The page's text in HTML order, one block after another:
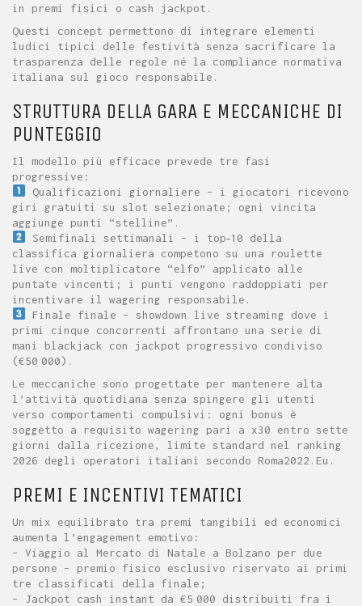
in premi fisici o cash jackpot.
Questi concept permettono di integrare elementi
ludici tipici delle festività senza sacrificare la
trasparenza delle regole né la compliance normativa
italiana sul gioco responsabile.
STRUTTURA DELLA GARA E MECCANICHE DI
PUNTEGGIO
Il modello più efficace prevede tre fasi
progressive:
Qualificazioni giornaliere – i giocatori ricevono
giri gratuiti su slot selezionate; ogni vincita
aggiunge punti “stelline”.
Semifinali settimanali – i top‑10 della
classifica giornaliera competono su una roulette
live con moltiplicatore “elfo” applicato alle
puntate vincenti; i punti vengono raddoppiati per
incentivare il wagering responsabile.
Finale finale – showdown live streaming dove i
primi cinque concorrenti affrontano una serie di
mani blackjack con jackpot progressivo condiviso
(€50 000).
Le meccaniche sono progettate per mantenere alta
l’attività quotidiana senza spingere gli utenti
verso comportamenti compulsivi: ogni bonus è
soggetto a requisito wagering pari a x30 entro sette
giorni dalla ricezione, limite standard nel ranking
2026 degli operatori italiani secondo Roma2022.Eu.
PREMI E INCENTIVI TEMATICI
Un mix equilibrato tra premi tangibili ed economici
aumenta l’engagement emotivo:
– Viaggio al Mercato di Natale a Bolzano per due
persone – premio fisico esclusivo riservato ai primi
tre classificati della finale;
– Jackpot cash instant da €5 000 distribuiti fra i